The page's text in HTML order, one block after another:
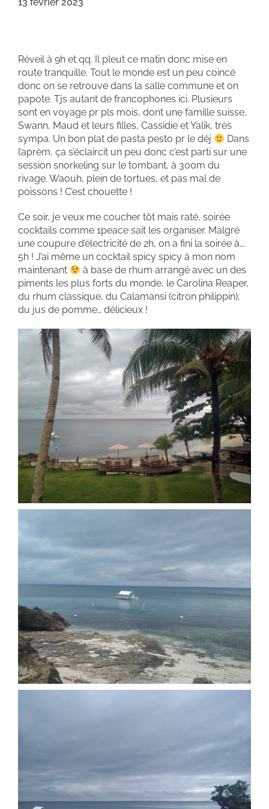
Réveil à 9h et qq. Il pleut ce matin donc mise en
route tranquille. Tout le monde est un peu coincé
donc on se retrouve dans la salle commune et on
papote. Tjs autant de francophones ici. Plusieurs
sont en voyage pr pls mois, dont une famille suisse,
Swann, Maud et leurs filles, Cassidie et Yalik, très
sympa. Un bon plat de pasta pesto pr le déj
Dans
l’aprèm, ça s’éclaircit un peu donc c’est parti sur une
session snorkeling sur le tombant, à 300m du
rivage. Waouh, plein de tortues, et pas mal de
poissons ! C’est chouette !
Ce soir, je veux me coucher tôt mais raté, soirée
cocktails comme 1peace sait les organiser. Malgré
une coupure d’électricité de 2h, on a fini la soirée à….
5h ! J’ai même un cocktail spicy spicy à mon nom
maintenant
à base de rhum arrangé avec un des
piments les plus forts du monde, le Carolina Reaper,
du rhum classique, du Calamansi (citron philippin);
du jus de pomme… délicieux !